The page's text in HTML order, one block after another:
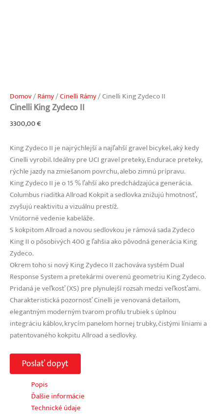
Domov/Rámy/Cinelli Rámy/ Cinelli King Zydeco II
Cinelli King Zydeco II
3300,00€
King Zydeco II je najrýchlejší a najľahší gravel bicykel, aký kedy
Cinelli vyrobil. Ideálny pre UCI gravel preteky, Endurace preteky,
rýchle jazdy na zmiešanom povrchu, alebo zimnú prípravu.
King Zydeco II je o 15 % ľahší ako predchádzajúca generácia.
Columbus riaditka Allroad Kokpit a sedlovka znižujú hmotnosť,
zvyšujú reaktivitu a vizuálnu prestíž.
Vnútorné vedenie kabeláže.
S kokpitom Allroad a novou sedlovkou je rámová sada Zydeco
King II o pôsobivých 400 g ľahšia ako pôvodná generácia King
Zydeco.
Okrem toho si nový King Zydeco II zachováva systém Dual
Response System a pretekármi overenú geometriu King Zydeco.
Pridaná je veľkosť (XS) pre plynulejší rozsah medzi veľkosťami.
Charakteristická pozornosť Cinelli je venovaná detailom,
elegantným moderným tvarom profilu trubiek s úplnou
integráciu káblov, krycím panelom hornej trubky, čistými líniami a
patentovaného kokpitu Allroad a sedlovky.
Poslať dopyt
Popis
Ďalšie informácie
Technické údaje